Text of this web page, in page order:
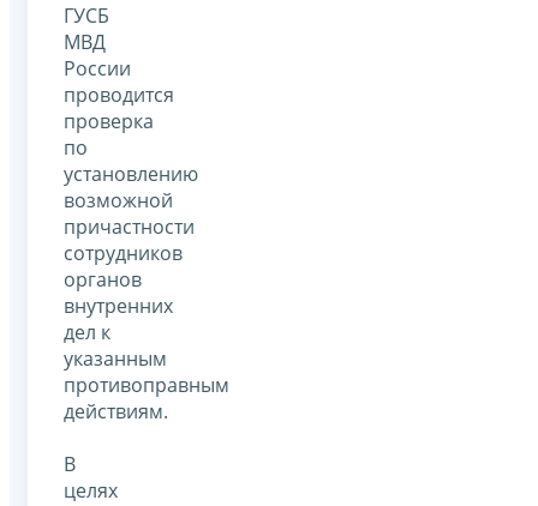
ГУСБ
МВД
России
проводится
проверка
по
установлению
возможной
причастности
сотрудников
органов
внутренних
дел к
указанным
противоправным
действиям.
В
целях